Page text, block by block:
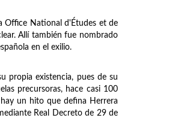
Office National d'Études et de
Allí también fue nombrado
en el exilio.
propia existencia, pues de su
precursoras, hace casi 100
un hito que defina Herrera
Real Decreto de 29 de